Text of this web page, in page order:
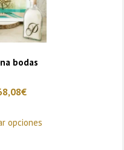
opciones
se
pueden
de
bodas
€Rango
precios:
opciones
producto